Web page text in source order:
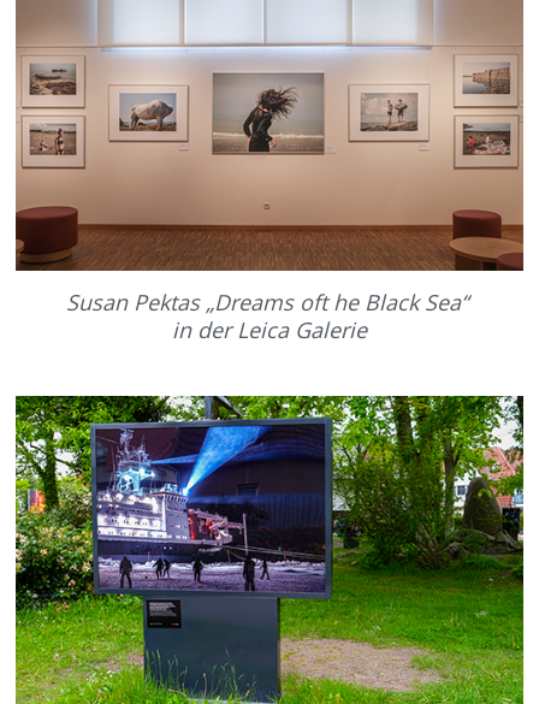
Susan Pektas „Dreams oft he Black Sea“
in der Leica Galerie